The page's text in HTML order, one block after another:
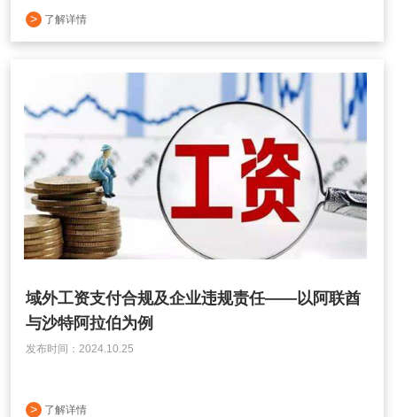
> 了解详情
域外工资支付合规及企业违规责任——以阿联酋
与沙特阿拉伯为例
发布时间：2024.10.25
> 了解详情